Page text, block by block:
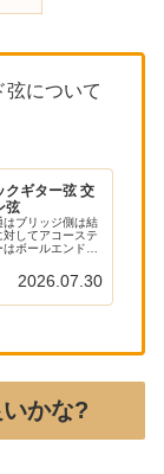
弦について
クギター弦 交
弦
はブリッジ側は結
してアコーステ
ボールエンドと
ンド方式の弦が
ブ...2026.07.30
かな?